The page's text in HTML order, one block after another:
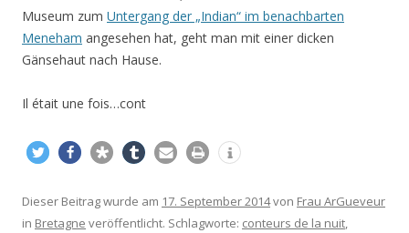
Museum zum Untergang der „Indian“ im benachbarten
Meneham angesehen hat, geht man mit einer dicken
Gänsehaut nach Hause.
Il était une fois…cont
Dieser Beitrag wurde am 17. September 2014von Frau ArGueveur
in Bretagne veröffentlicht. Schlagworte: conteurs de la nuit,